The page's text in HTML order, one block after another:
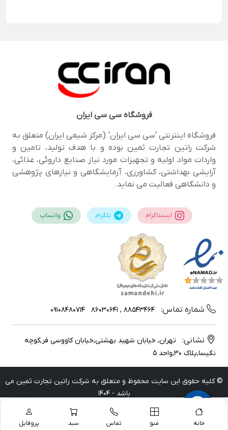
خانه منو تماس سبد پروفایل
فروشگاهسی سی ایران
فروشگاه اینترنتی 'سی سی ایران' (مرکز شیمی ایران) متعلق به
شرکت راتین تجارت ثمین بوده و با هدف تولید، تامین و
واردات مواد اولیه و تجهیزات مورد نیاز صنایع داروئی، غذائی،
آرایشی بهداشتی، کشاورزی، آزمایشگاهی و نیازهای پژوهشی
و دانشگاهی فعالیت می نماید.
اینستاگرام تلگرام واتساپ
شماره تماس: 88543464 , 86030641
09108480714
نشانی:
تهران, خیابان شهید بهشتی,خیابان کاووسی فر,کوچه
نکیسا,پلاک 30,واحد 5
© کلیه حقوق این سایت محفوظ و متعلق به شرکت راتین تجارت ثمین می
باشد - 1404